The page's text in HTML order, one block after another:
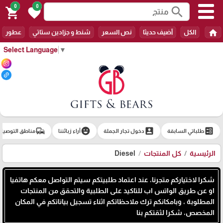
Select Language ▼
search
0
favorite
0
shopping_cart
home الكل آضيف حديثا نص السعر شنط و جزادين ستاتي عطور
ballotطلباتي السابقة account_boxدخول تجار الجملة emoji_emotionsآراء زبائننا commuteمناطق
الرئيسية كل المنتجات Diesel
شكرا لاختياركم متجرنا، عند اعتماد طلبيتكم سيتم التواصل معكم هاتفيا
او عن طريق الواتس اب للتاكيد على الطلبية والتحقق من المنتجات
المطلوبة ، وبامكانكم ترك ملاحظاتكم اثناء تسجيل بياناتكم في المكان
المخصص، شكرا لثقتكم بنا